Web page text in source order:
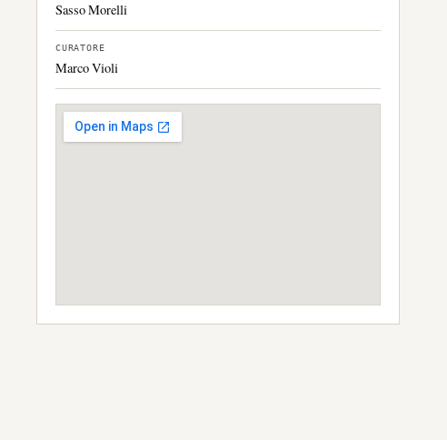
Sasso Morelli
CURATORE
Marco Violi